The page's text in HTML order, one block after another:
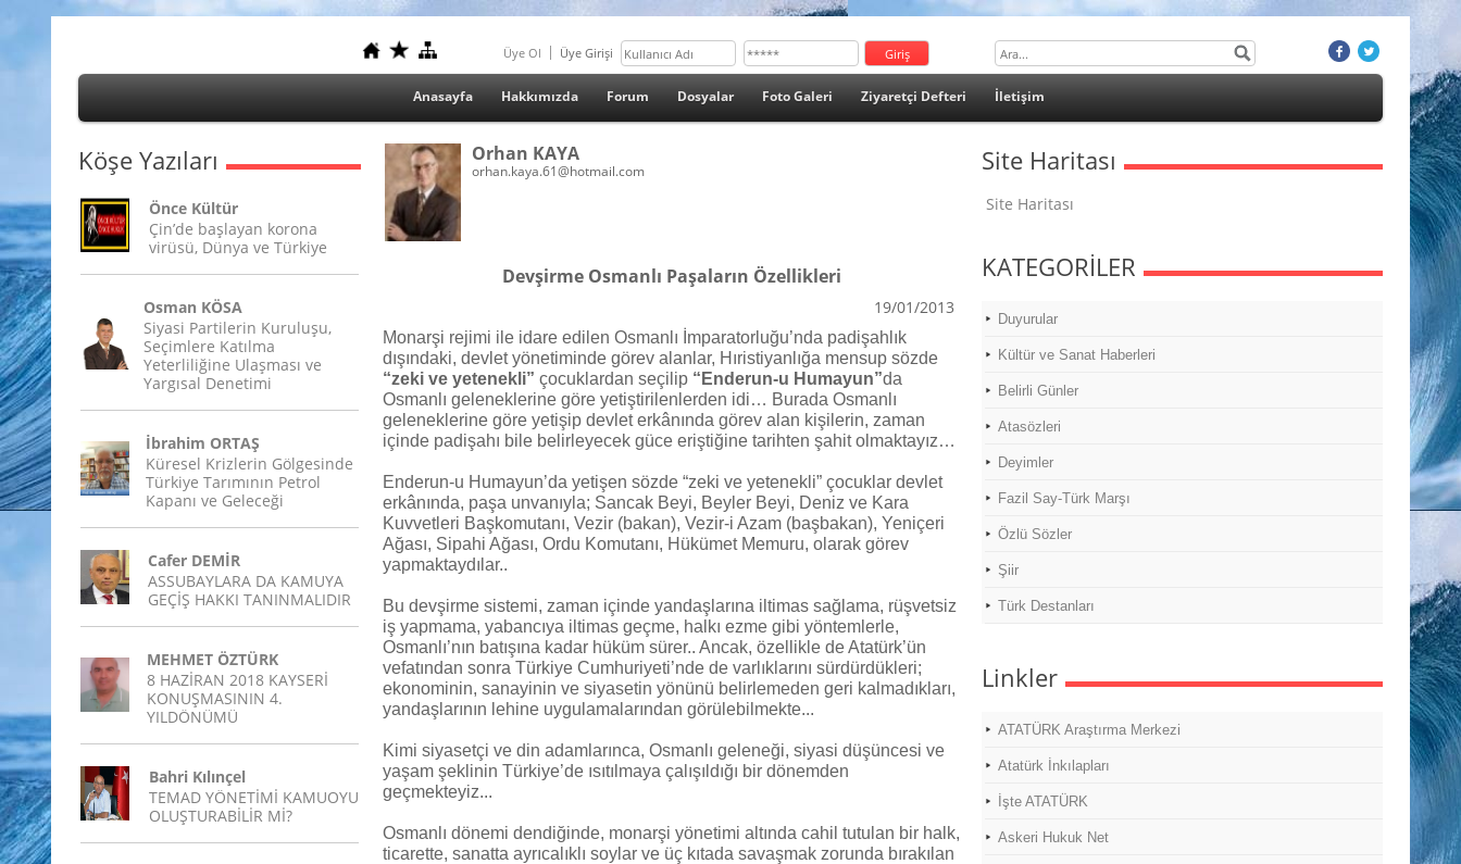
Üye Ol Üye Girişi
Anasayfa Hakkımızda Forum Dosyalar Foto Galeri Ziyaretçi Defteri İletişim
Köşe Yazıları
Önce Kültür
Çin’de başlayan korona
virüsü, Dünya ve Türkiye
Osman KÖSA
Siyasi Partilerin Kuruluşu,
Seçimlere Katılma
Yeterliliğine Ulaşması ve
Yargısal Denetimi
İbrahim ORTAŞ
Küresel Krizlerin Gölgesinde
Türkiye Tarımının Petrol
Kapanı ve Geleceği
Cafer DEMİR
ASSUBAYLARA DA KAMUYA
GEÇİŞ HAKKI TANINMALIDIR
MEHMET ÖZTÜRK
8 HAZİRAN 2018 KAYSERİ
KONUŞMASININ 4.
YILDÖNÜMÜ
Bahri Kılınçel
TEMAD YÖNETİMİ KAMUOYU
OLUŞTURABİLİR Mİ?
Orhan KAYA
orhan.kaya.61@hotmail.com
Devşirme Osmanlı Paşaların Özellikleri
19/01/2013
Monarşi rejimi ile idare edilen Osmanlı İmparatorluğu’nda padişahlık
dışındaki, devlet yönetiminde görev alanlar, Hıristiyanlığa mensup sözde
“zeki ve yetenekli” çocuklardan seçilip “Enderun-u Humayun”da
Osmanlı geleneklerine göre yetiştirilenlerden idi… Burada Osmanlı
geleneklerine göre yetişip devlet erkânında görev alan kişilerin, zaman
içinde padişahı bile belirleyecek güce eriştiğine tarihten şahit olmaktayız…
Enderun-u Humayun’da yetişen sözde “zeki ve yetenekli” çocuklar devlet
erkânında, paşa unvanıyla; Sancak Beyi, Beyler Beyi, Deniz ve Kara
Kuvvetleri Başkomutanı, Vezir (bakan), Vezir-i Azam (başbakan), Yeniçeri
Ağası, Sipahi Ağası, Ordu Komutanı, Hükümet Memuru, olarak görev
yapmaktaydılar..
Bu devşirme sistemi, zaman içinde yandaşlarına iltimas sağlama, rüşvetsiz
iş yapmama, yabancıya iltimas geçme, halkı ezme gibi yöntemlerle,
Osmanlı’nın batışına kadar hüküm sürer.. Ancak, özellikle de Atatürk’ün
vefatından sonra Türkiye Cumhuriyeti’nde de varlıklarını sürdürdükleri;
ekonominin, sanayinin ve siyasetin yönünü belirlemeden geri kalmadıkları,
yandaşlarının lehine uygulamalarından görülebilmekte...
Kimi siyasetçi ve din adamlarınca, Osmanlı geleneği, siyasi düşüncesi ve
yaşam şeklinin Türkiye’de ısıtılmaya çalışıldığı bir dönemden
geçmekteyiz...
Osmanlı dönemi dendiğinde, monarşi yönetimi altında cahil tutulan bir halk,
ticarette, sanatta ayrıcalıklı soylar ve üç kıtada savaşmak zorunda bırakılan
Site Haritası
Site Haritası
KATEGORİLER
Duyurular
Kültür ve Sanat Haberleri
Belirli Günler
Atasözleri
Deyimler
Fazil Say-Türk Marşı
Özlü Sözler
Şiir
Türk Destanları
Linkler
ATATÜRK Araştırma Merkezi
Atatürk İnkılapları
İşte ATATÜRK
Askeri Hukuk Net